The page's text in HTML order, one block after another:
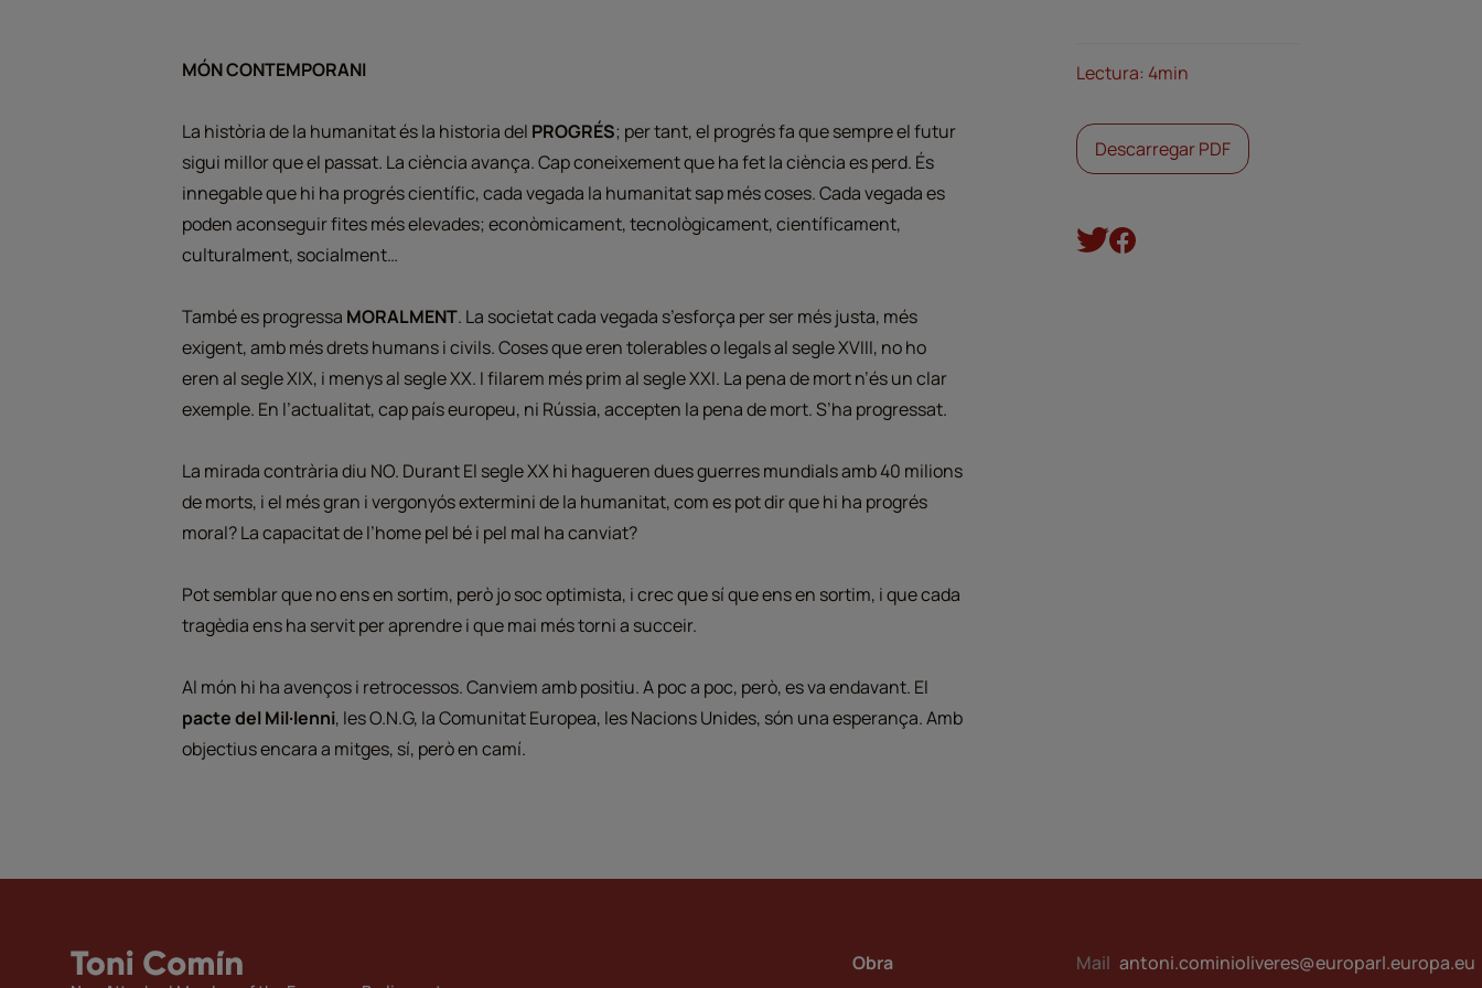
MÓN CONTEMPORANI
La història de la humanitat és la historia del PROGRÉS; per tant, el progrés fa que sempre el futur
sigui millor que el passat. La ciència avança. Cap coneixement que ha fet la ciència es perd. És
innegable que hi ha progrés científic, cada vegada la humanitat sap més coses. Cada vegada es
poden aconseguir fites més elevades; econòmicament, tecnològicament, científicament,
culturalment, socialment…
També es progressa MORALMENT. La societat cada vegada s’esforça per ser més justa, més
exigent, amb més drets humans i civils. Coses que eren tolerables o legals al segle XVIII, no ho
eren al segle XIX, i menys al segle XX. I filarem més prim al segle XXI. La pena de mort n’és un clar
exemple. En l’actualitat, cap país europeu, ni Rússia, accepten la pena de mort. S’ha progressat.
La mirada contrària diu NO. Durant El segle XX hi hagueren dues guerres mundials amb 40 milions
de morts, i el més gran i vergonyós extermini de la humanitat, com es pot dir que hi ha progrés
moral? La capacitat de l’home pel bé i pel mal ha canviat?
Pot semblar que no ens en sortim, però jo soc optimista, i crec que sí que ens en sortim, i que cada
tragèdia ens ha servit per aprendre i que mai més torni a succeir.
Al món hi ha avenços i retrocessos. Canviem amb positiu. A poc a poc, però, es va endavant. El
pacte del Mil·lenni, les O.N.G, la Comunitat Europea, les Nacions Unides, són una esperança. Amb
objectius encara a mitges, sí, però en camí.
Lectura: 4min
Descarregar PDF
Obra Mail antoni.cominioliveres@europarl.europa.eu